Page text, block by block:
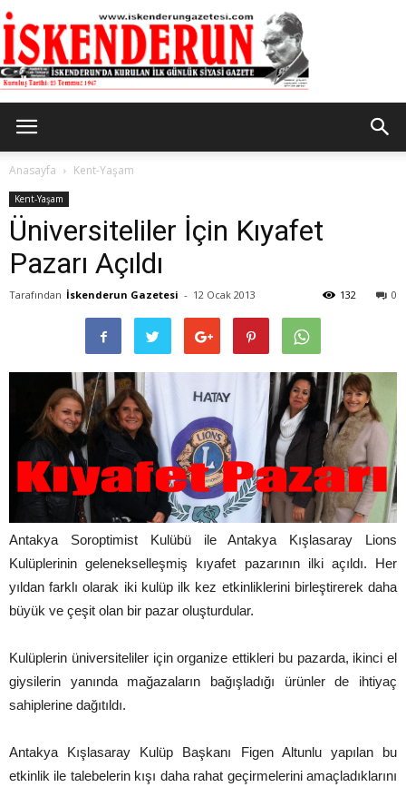
Gazetesi
Anasayfa Kent-Yaşam
Kent-Yaşam
Üniversiteliler İçin Kıyafet
Pazarı Açıldı
Tarafından İskenderun Gazetesi - 12 Ocak 2013 0
132
Antakya Soroptimist Kulübü ile Antakya Kışlasaray Lions
Kulüplerinin gelenekselleşmiş kıyafet pazarının ilki açıldı. Her
yıldan farklı olarak iki kulüp ilk kez etkinliklerini birleştirerek daha
büyük ve çeşit olan bir pazar oluşturdular.
Kulüplerin üniversiteliler için organize ettikleri bu pazarda, ikinci el
giysilerin yanında mağazaların bağışladığı ürünler de ihtiyaç
sahiplerine dağıtıldı.
Antakya Kışlasaray Kulüp Başkanı Figen Altunlu yapılan bu
etkinlik ile talebelerin kışı daha rahat geçirmelerini amaçladıklarını